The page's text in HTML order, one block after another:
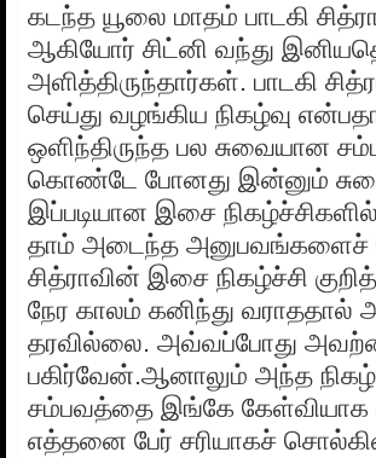
கடந்த யூலை மாதம் பாடகி
ஆகியோர் சிட்னி வந்து
அளித்திருந்தார்கள். பாடகி
செய்து வழங்கிய நிகழ்வு
ஒளிந்திருந்த பல சுவையான
கொண்டே போனது இன்னும்
இப்படியான இசை
தாம் அடைந்த அனுபவங்களைச்
சித்ராவின் இசை நிகழ்ச்சி
நேர காலம் கனிந்து வராததால்
தரவில்லை. அவ்வப்போது
பகிர்வேன்.ஆனாலும் அந்த
சம்பவத்தை இங்கே
எத்தனை பேர் சரியாகச்